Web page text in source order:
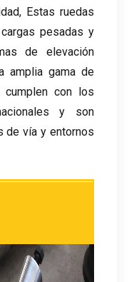
Estas ruedas
pesadas y
de elevación
amplia gama de
cumplen con los
y son
de vía y entornos